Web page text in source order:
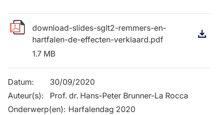
download-slides-sglt2-remmers-en-
hartfalen-de-effecten-verklaard.pdf
1.7 MB
Datum:
30/09/2020
Auteur(s):
Prof. dr. Hans-Peter Brunner-La Rocca
Onderwerp(en): Harfalendag 2020